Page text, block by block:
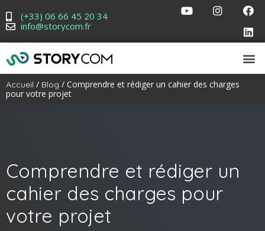
(+33) 06 66 45 20 34
info@storycom.fr
Accueil / Blog / Comprendre et rédiger un cahier des charges
pour votre projet
Comprendre et rédiger un
cahier des charges pour
votre projet